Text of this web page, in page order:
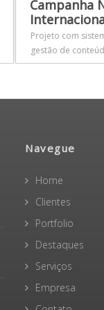
Campanha
Projeto com
gestão de
Navegue
Home
Clientes
Portfolio
Destaques
Serviços
Empresa